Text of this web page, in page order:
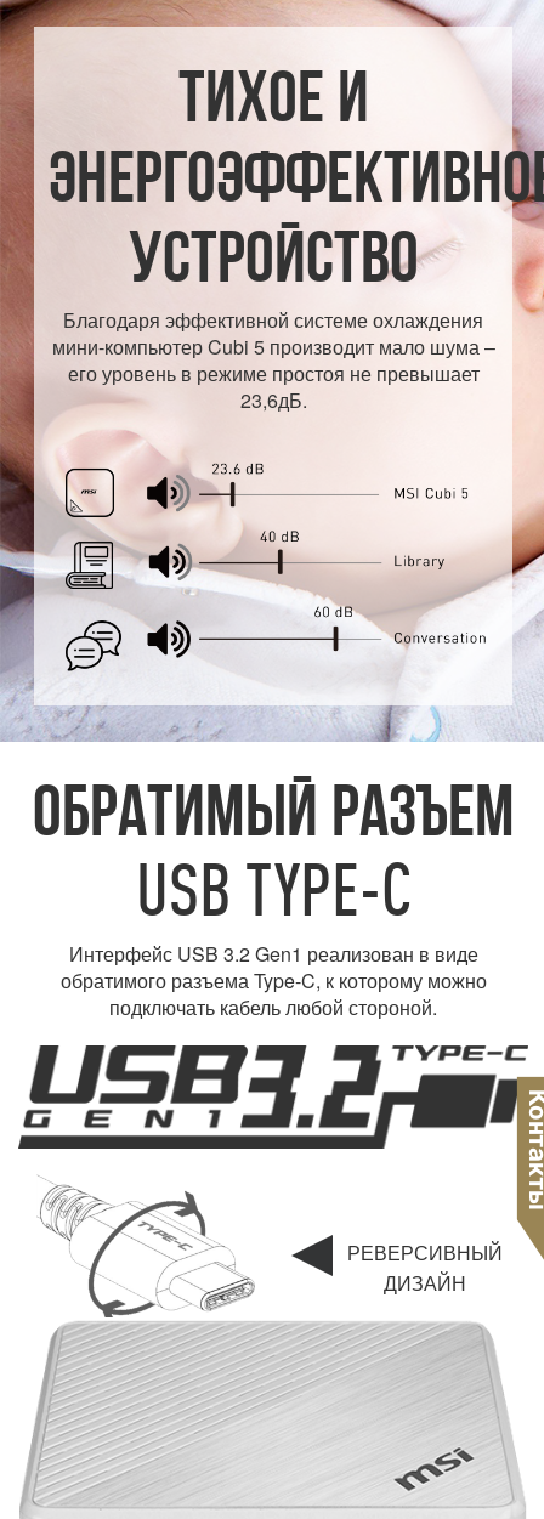
ТИХОЕ И
УСТРОЙСТВО
Благодаря эффективной системе охлаждения
мини-компьютер Cubi 5 производит мало шума –
его уровень в режиме простоя не превышает
23,6дБ.
ОБРАТИМЫЙ РАЗЪЕМ
USB TYPE-C
Интерфейс USB 3.2 Gen1 реализован в виде
обратимого разъема Type-C, к которому можно
подключать кабель любой стороной.
РЕВЕРСИВНЫЙ
ДИЗАЙН